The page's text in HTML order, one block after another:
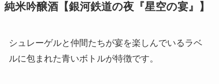
純米吟醸酒【銀河鉄道の夜『星空の宴』】
シュレーゲルと仲間たちが宴を楽しんでいるラベ
ルに包まれた青いボトルが特徴です。